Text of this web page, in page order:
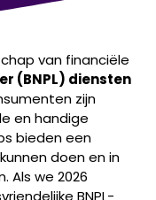
van financiële
(BNPL) diensten
zijn
en handige
bieden een
doen en in
Als we 2026